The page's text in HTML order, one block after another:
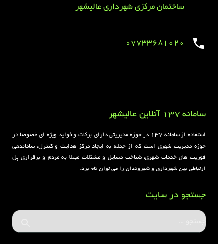
ساختمان مرکزی شهرداری عالیشهر
07733681020
سامانه 137 آنلاین عالیشهر
استفاده از سامانه ۱۳۷ در حوزه مدیریتی دارای برکات و فواید ویژه ای خصوصا در
حوزه مدیریت شهری است که از جمله به ایجاد مرکز هدایت و کنترل، ساماندهی
فوریت های خدمات شهری، شناخت مسایل و مشکلات مبتلا به مردم و برقراری پل
ارتباطی بین شهرداری و شهروندان را می توان نام برد.
جستجو در سایت